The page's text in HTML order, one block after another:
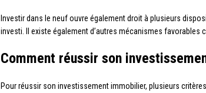
Investir dans le neuf ouvre également droit à plusieurs
investi. Il existe également d’autres mécanismes favorables
Comment réussir son
Pour réussir son investissement immobilier, plusieurs